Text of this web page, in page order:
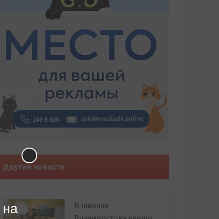
Другие новости
В школах